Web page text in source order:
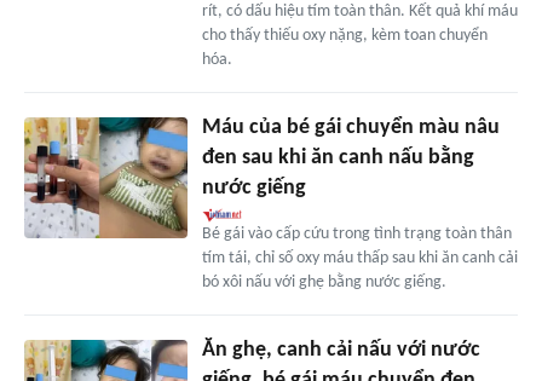
rít, có dấu hiệu tím toàn thân. Kết quả khí máu
cho thấy thiếu oxy nặng, kèm toan chuyển
hóa.
Máu của bé gái chuyển màu nâu
đen sau khi ăn canh nấu bằng
nước giếng
Bé gái vào cấp cứu trong tình trạng toàn thân
tím tái, chỉ số oxy máu thấp sau khi ăn canh cải
bó xôi nấu với ghẹ bằng nước giếng.
Ăn ghẹ, canh cải nấu với nước